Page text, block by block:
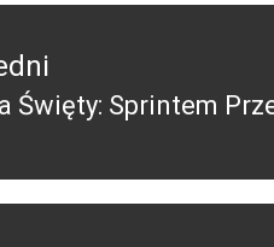
Święty: Sprintem